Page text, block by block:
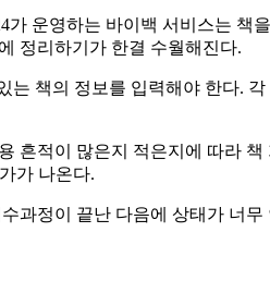
운영하는 바이백 서비스는 책
정리하기가 한결 수월해진다.
책의 정보를 입력해야 한다.
흔적이 많은지 적은지에 따라
가 나온다.
과정이 끝난 다음에 상태가 너